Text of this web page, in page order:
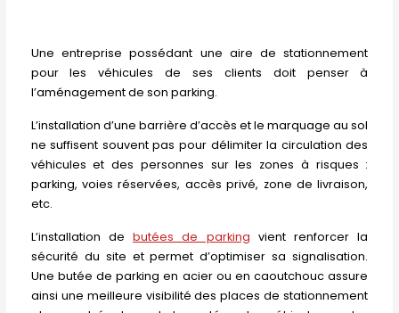
Une entreprise possédant une aire de stationnement
pour les véhicules de ses clients doit penser à
l’aménagement de son parking.
L’installation d’une barrière d’accès et le marquage au sol
ne suffisent souvent pas pour délimiter la circulation des
véhicules et des personnes sur les zones à risques :
parking, voies réservées, accès privé, zone de livraison,
etc.
L’installation debutées de parking vient renforcer la
sécurité du site et permet d’optimiser sa signalisation.
Une butée de parking en acier ou en caoutchouc assure
ainsi une meilleure visibilité des places de stationnement